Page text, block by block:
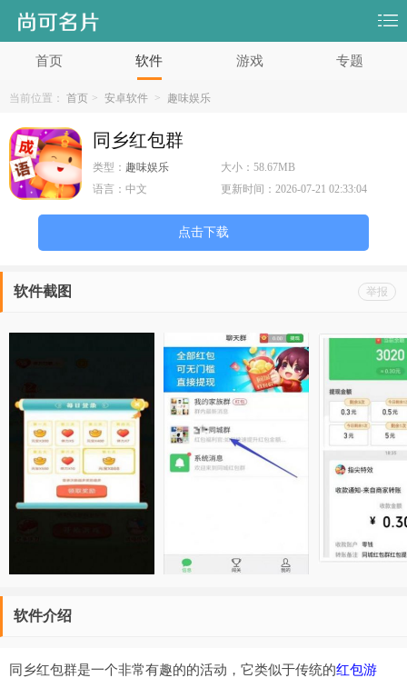
首页 软件 游戏 专题
当前位置： 首页 > 安卓软件 > 趣味娱乐
同乡红包群
类型： 趣味娱乐 大小：58.67MB
语言： 中文 更新时间：2026-07-21 02:33:04
点击下载
举报
软件截图
软件介绍
同乡红包群是一个非常有趣的的活动，它类似于传统的红包游